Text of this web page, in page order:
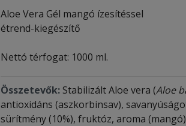
Aloe Vera Gél mangó ízesítéssel
étrend-kiegészítő
Nettó térfogat: 1000 ml.
Összetevők: Stabilizált Aloe vera (Aloe
antioxidáns (aszkorbinsav),
sürítmény (10%), fruktóz, aroma